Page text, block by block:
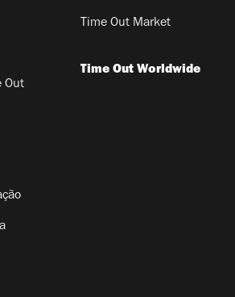
Out
Time Out Market
Time Out Worldwide